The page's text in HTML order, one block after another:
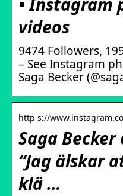
videos
9474 Followers,
– See Instagram
Saga Becker
http s://
Saga
“Jag älskar
klä …